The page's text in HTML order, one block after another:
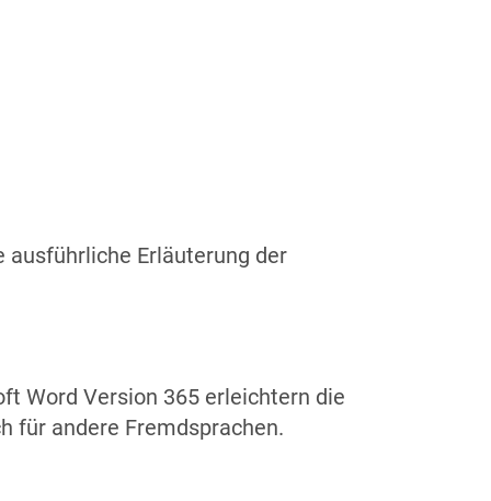
Erläuterung der
Word Version 365 erleichtern die
für andere Fremdsprachen.